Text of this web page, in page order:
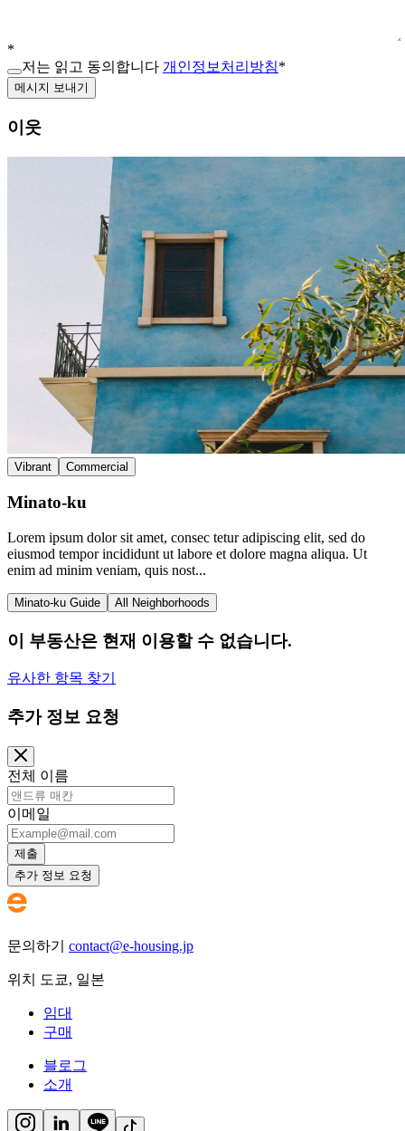
*
저는 읽고 동의합니다 개인정보처리방침*
메시지 보내기
이웃
Vibrant Commercial
Minato-ku
Lorem ipsum dolor sit amet, consec tetur adipiscing elit, sed do
eiusmod tempor incididunt ut labore et dolore magna aliqua. Ut
enim ad minim veniam, quis nost...
Minato-ku Guide All Neighborhoods
이 부동산은 현재 이용할 수 없습니다.
유사한 항목 찾기
추가 정보 요청
전체 이름
이메일
제출
추가 정보 요청
문의하기 contact@e-housing.jp
위치 도쿄, 일본
임대
구매
블로그
소개